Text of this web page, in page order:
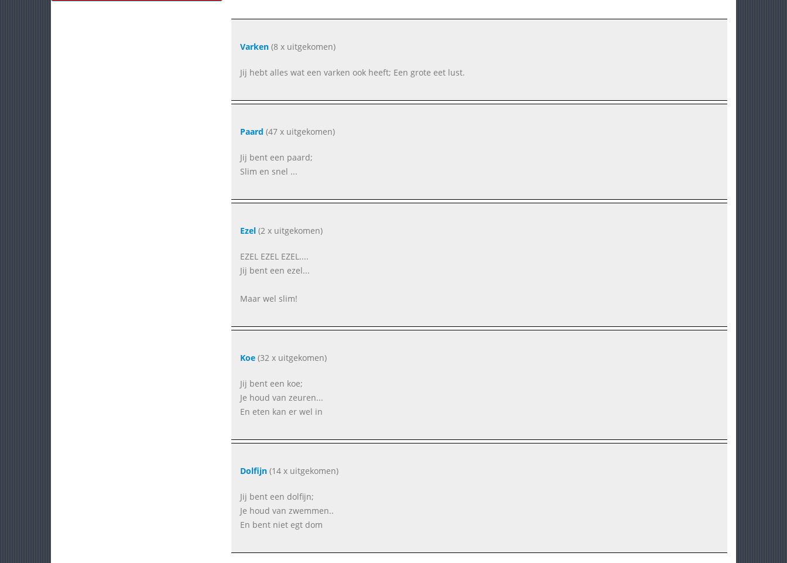
Varken(8 x uitgekomen)
Jij hebt alles wat een varken ook heeft; Een grote eet lust.
Paard (47 x uitgekomen)
Jij bent een paard;
Slim en snel ...
Ezel(2 x uitgekomen)
EZEL EZEL EZEL....
Jij bent een ezel...
Maar wel slim!
Koe(32 x uitgekomen)
Jij bent een koe;
Je houd van zeuren...
En eten kan er wel in
Dolfijn(14 x uitgekomen)
Jij bent een dolfijn;
Je houd van zwemmen..
En bent niet egt dom